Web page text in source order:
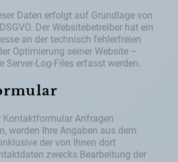
Daten erfolgt auf Grundlage von
Der Websitebetreiber hat ein
an der technisch fehlerfreien
Optimierung seiner Website –
Server-Log-Files erfasst werden.
Kontaktformular Anfragen
werden Ihre Angaben aus dem
der von Ihnen dort
zwecks Bearbeitung der